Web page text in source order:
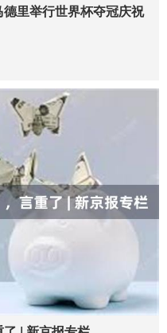
里举行世界杯夺冠庆祝